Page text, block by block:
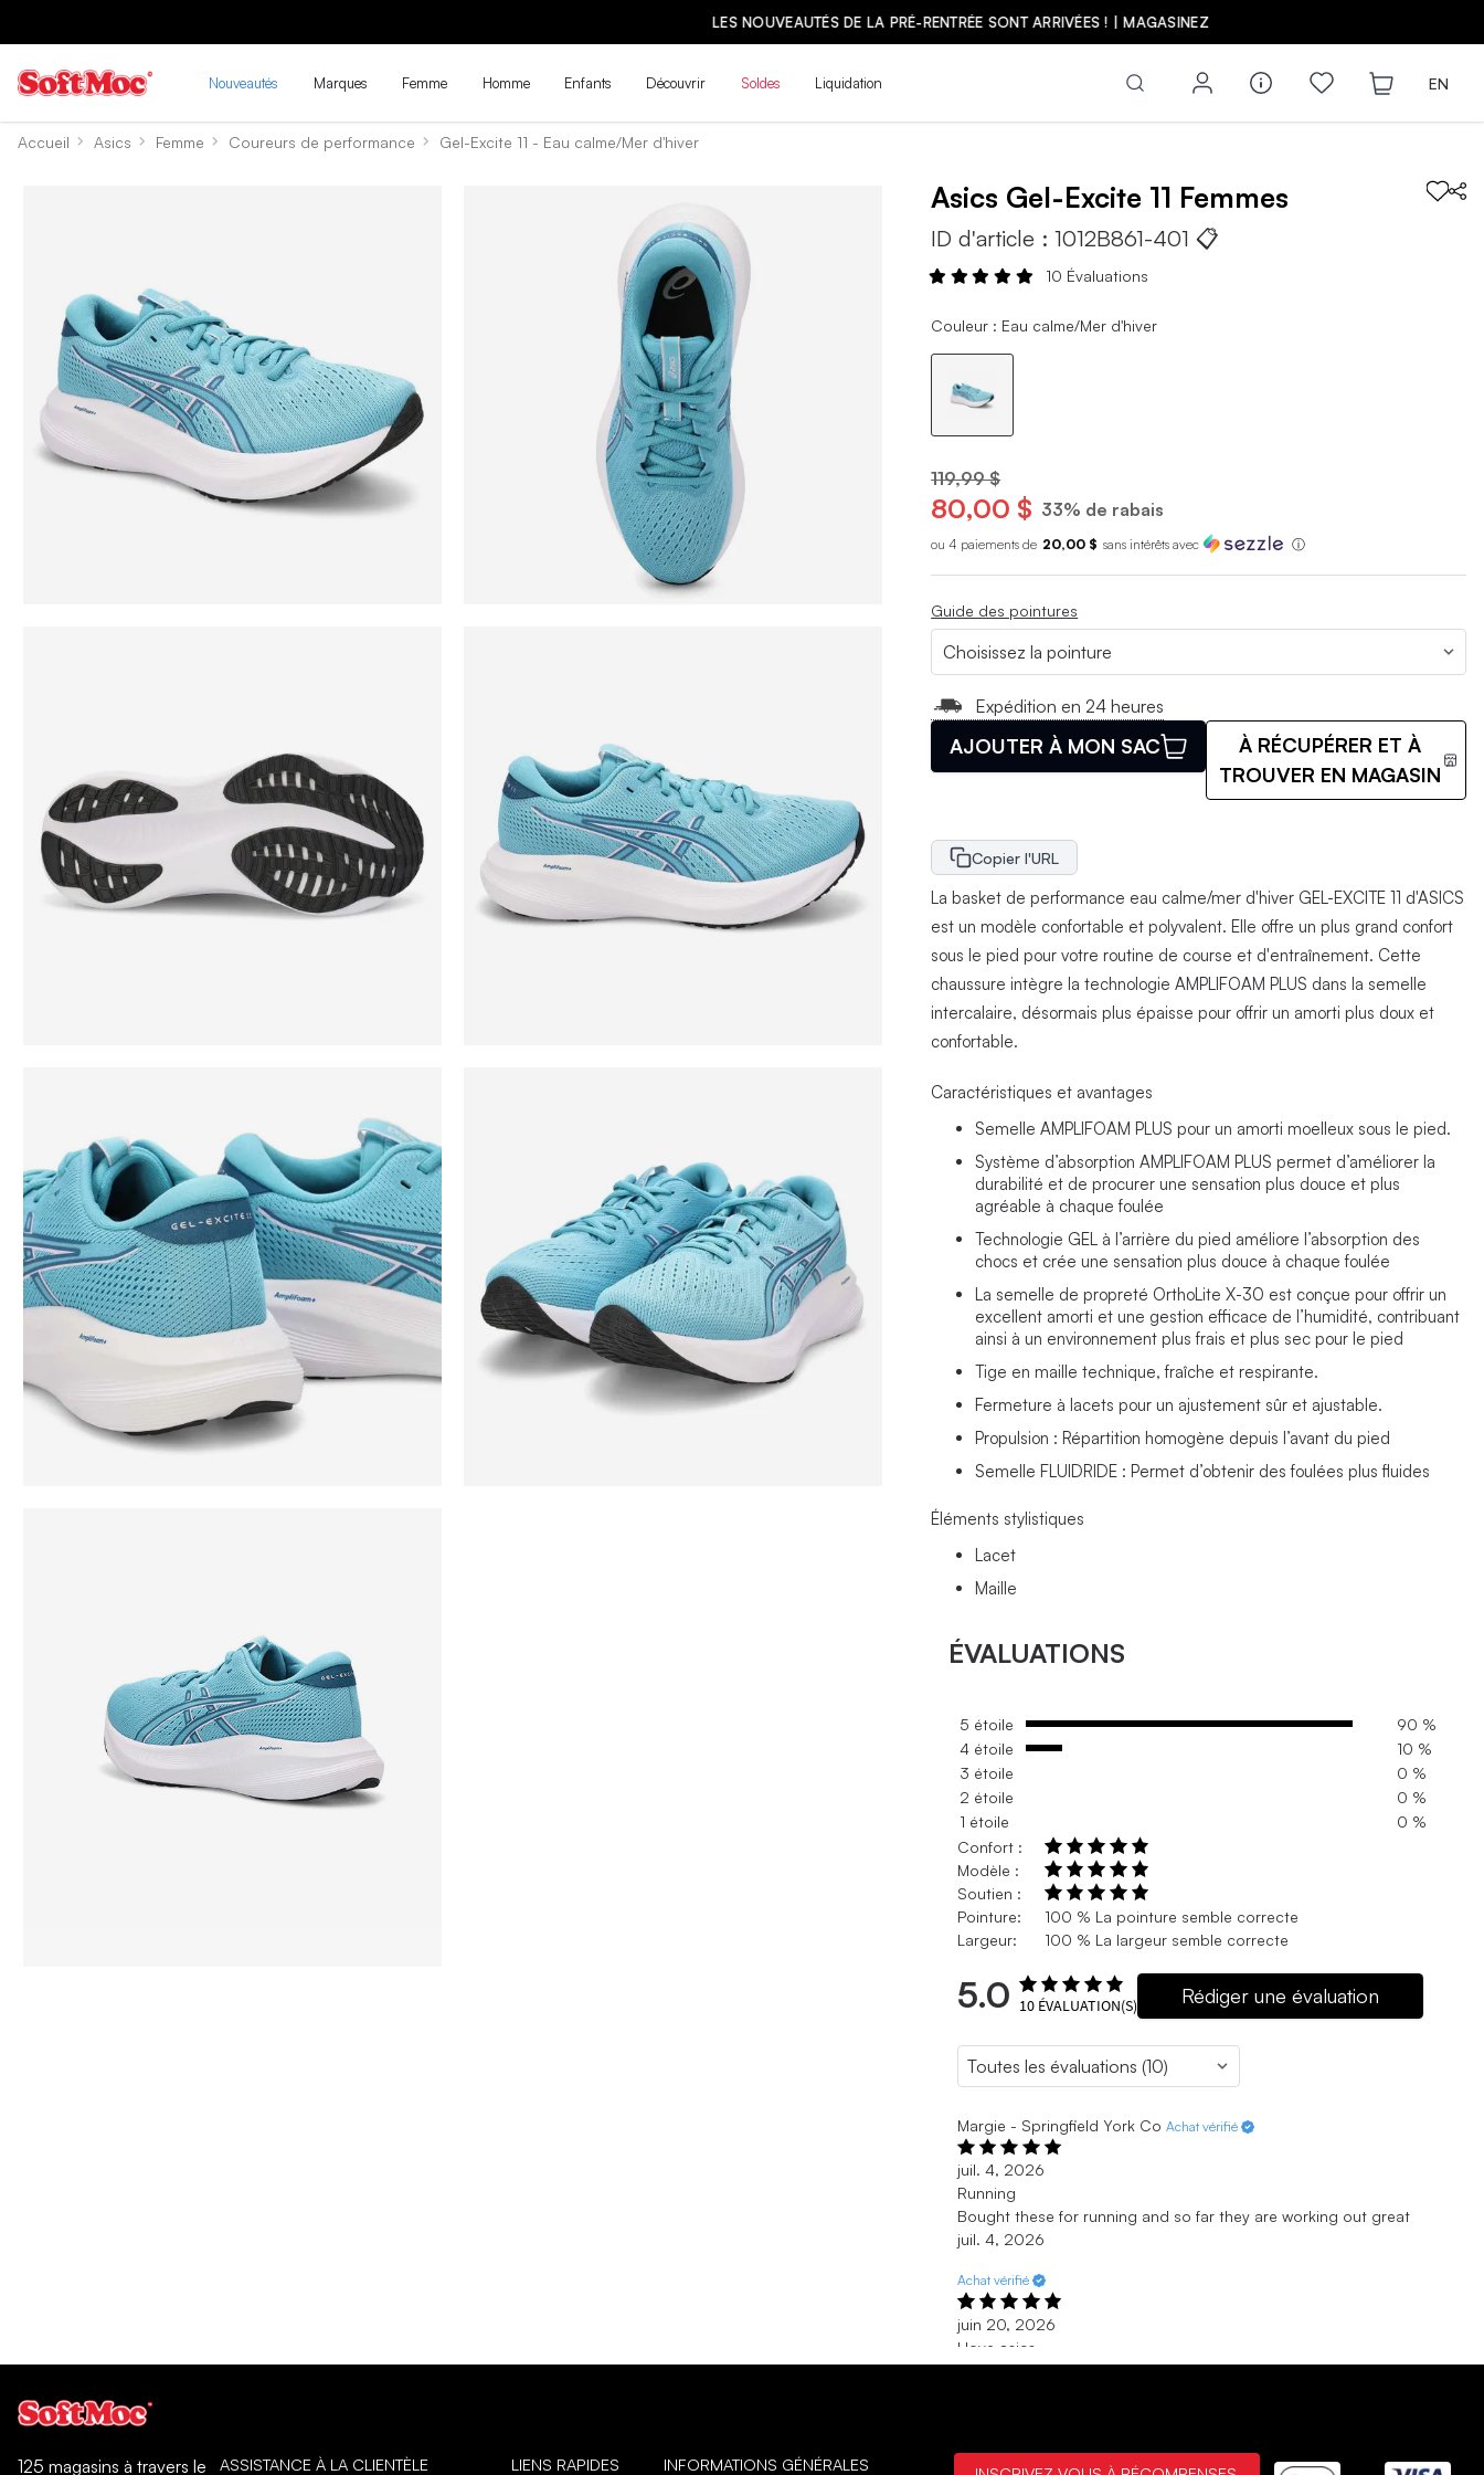
LES NOUVEAUTÉS DE LA PRÉ-RENTRÉE SONT ARRIVÉES ! | MAGASINEZ
Nouveautés Marques Femme Homme Enfants Découvrir Soldes Liquidation EN
Accueil Asics Femme Coureurs de performance Gel-Excite 11 - Eau calme/Mer d'hiver
Asics Gel-Excite 11 Femmes
ID d'article :1012B861-401 📋
10 Évaluations
Couleur : Eau calme/Mer d'hiver
119,99 $
80,00 $ 33% de rabais
ou 4 paiements de 20,00 $ sans intérêts avec ⓘ
Guide des pointures
Expédition en 24 heures
AJOUTER À MON SAC
À RÉCUPÉRER ET À
TROUVER EN MAGASIN
Copier l'URL
La basket de performance eau calme/mer d'hiver GEL-EXCITE 11 d'ASICS
est un modèle confortable et polyvalent. Elle offre un plus grand confort
sous le pied pour votre routine de course et d'entraînement. Cette
chaussure intègre la technologie AMPLIFOAM PLUS dans la semelle
intercalaire, désormais plus épaisse pour offrir un amorti plus doux et
confortable.
Caractéristiques et avantages
Semelle AMPLIFOAM PLUS pour un amorti moelleux sous le pied.
Système d’absorption AMPLIFOAM PLUS permet d’améliorer la
durabilité et de procurer une sensation plus douce et plus
agréable à chaque foulée
Technologie GEL à l’arrière du pied améliore l’absorption des
chocs et crée une sensation plus douce à chaque foulée
La semelle de propreté OrthoLite X-30 est conçue pour offrir un
excellent amorti et une gestion efficace de l’humidité, contribuant
ainsi à un environnement plus frais et plus sec pour le pied
Tige en maille technique, fraîche et respirante.
Fermeture à lacets pour un ajustement sûr et ajustable.
Propulsion : Répartition homogène depuis l’avant du pied
Semelle FLUIDRIDE : Permet d’obtenir des foulées plus fluides
Éléments stylistiques
Lacet
Maille
ÉVALUATIONS
5 étoile
90 %
4 étoile
10 %
3 étoile
0 %
2 étoile
0 %
1 étoile
0 %
Confort :
Modèle :
Soutien :
Pointure:
100 % La pointure semble correcte
Largeur:
100 % La largeur semble correcte
5.0 10 ÉVALUATION(S) Rédiger une évaluation
Margie - Springfield York Co Achat vérifié
juil. 4, 2026
Running
Bought these for running and so far they are working out great
juil. 4, 2026
Achat vérifié
juin 20, 2026
I love asics
Am always happy to deal with SoftMoc
125 magasins à travers le
ASSISTANCE À LA CLIENTÈLE LIENS RAPIDES INFORMATIONS GÉNÉRALES